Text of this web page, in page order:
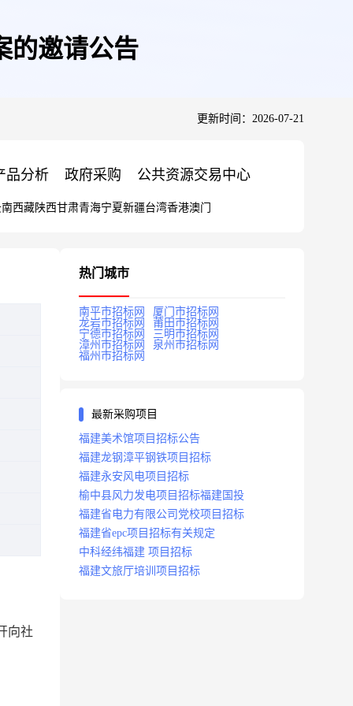
的邀请公告
更新时间：2026-07-21
品分析 政府采购 公共资源交易中心
西藏陕西甘肃青海宁夏新疆台湾香港澳门
向社
热门城市
南平市招标网
厦门市招标网
龙岩市招标网
莆田市招标网
宁德市招标网
三明市招标网
漳州市招标网
泉州市招标网
福州市招标网
最新采购项目
福建美术馆项目招标公告
福建龙钢漳平钢铁项目招标
福建永安风电项目招标
榆中县风力发电项目招标福建国投
福建省电力有限公司党校项目招标
福建省epc项目招标有关规定
中科经纬福建 项目招标
福建文旅厅培训项目招标